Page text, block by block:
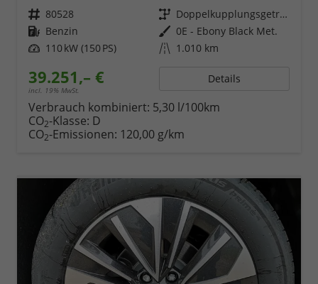
Fahrzeugnr. 80528 Getriebe
Doppelkupplungsgetriebe (DSG)
Kraftstoff Benzin Außenfarbe 0E - Ebony Black Met.
Leistung 110 kW (150 PS) Kilometerstand 1.010 km
39.251,– €
incl. 19% MwSt.
Details
Verbrauch kombiniert: 5,30 l/100km
CO2-Klasse: D
CO2-Emissionen: 120,00 g/km